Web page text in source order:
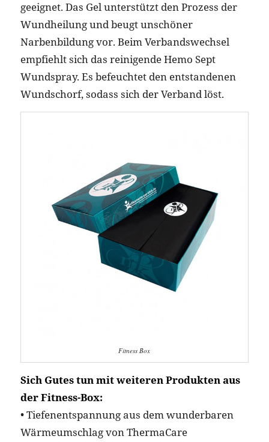
geeignet. Das Gel unterstützt den Prozess der
Wundheilung und beugt unschöner
Narbenbildung vor. Beim Verbandswechsel
empfiehlt sich das reinigende Hemo Sept
Wundspray. Es befeuchtet den entstandenen
Wundschorf, sodass sich der Verband löst.
Fitness Box
Sich Gutes tun mit weiteren Produkten aus
der Fitness-Box:
• Tiefenentspannung aus dem wunderbaren
Wärmeumschlag von ThermaCare